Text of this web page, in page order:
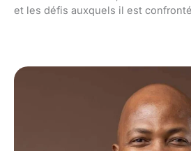
et les défis auxquels il est